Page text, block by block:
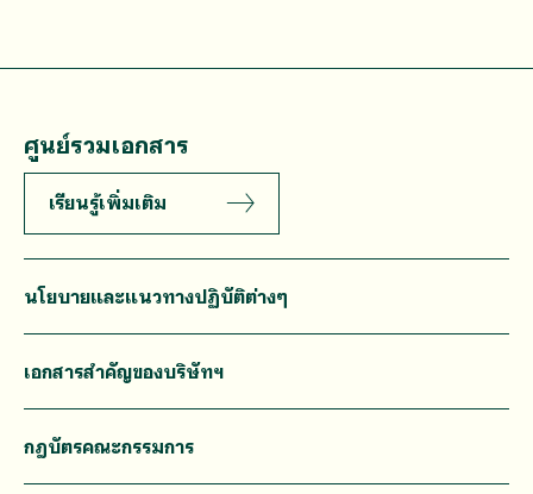
ศูนย์รวมเอกสาร
เรียนรู้เพิ่มเติม
นโยบายและแนวทางปฏิบัติต่างๆ
เอกสารสำคัญของบริษัทฯ
กฎบัตรคณะกรรมการ